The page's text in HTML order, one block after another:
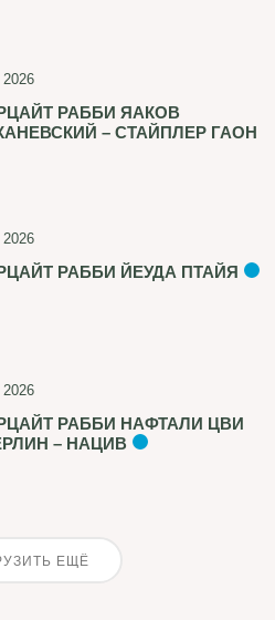
РАББИ ЯАКОВ
– СТАЙПЛЕР ГАОН
РАББИ ЙЕУДА ПТАЙЯ
РАББИ НАФТАЛИ ЦВИ
– НАЦИВ
ЕЩЁ